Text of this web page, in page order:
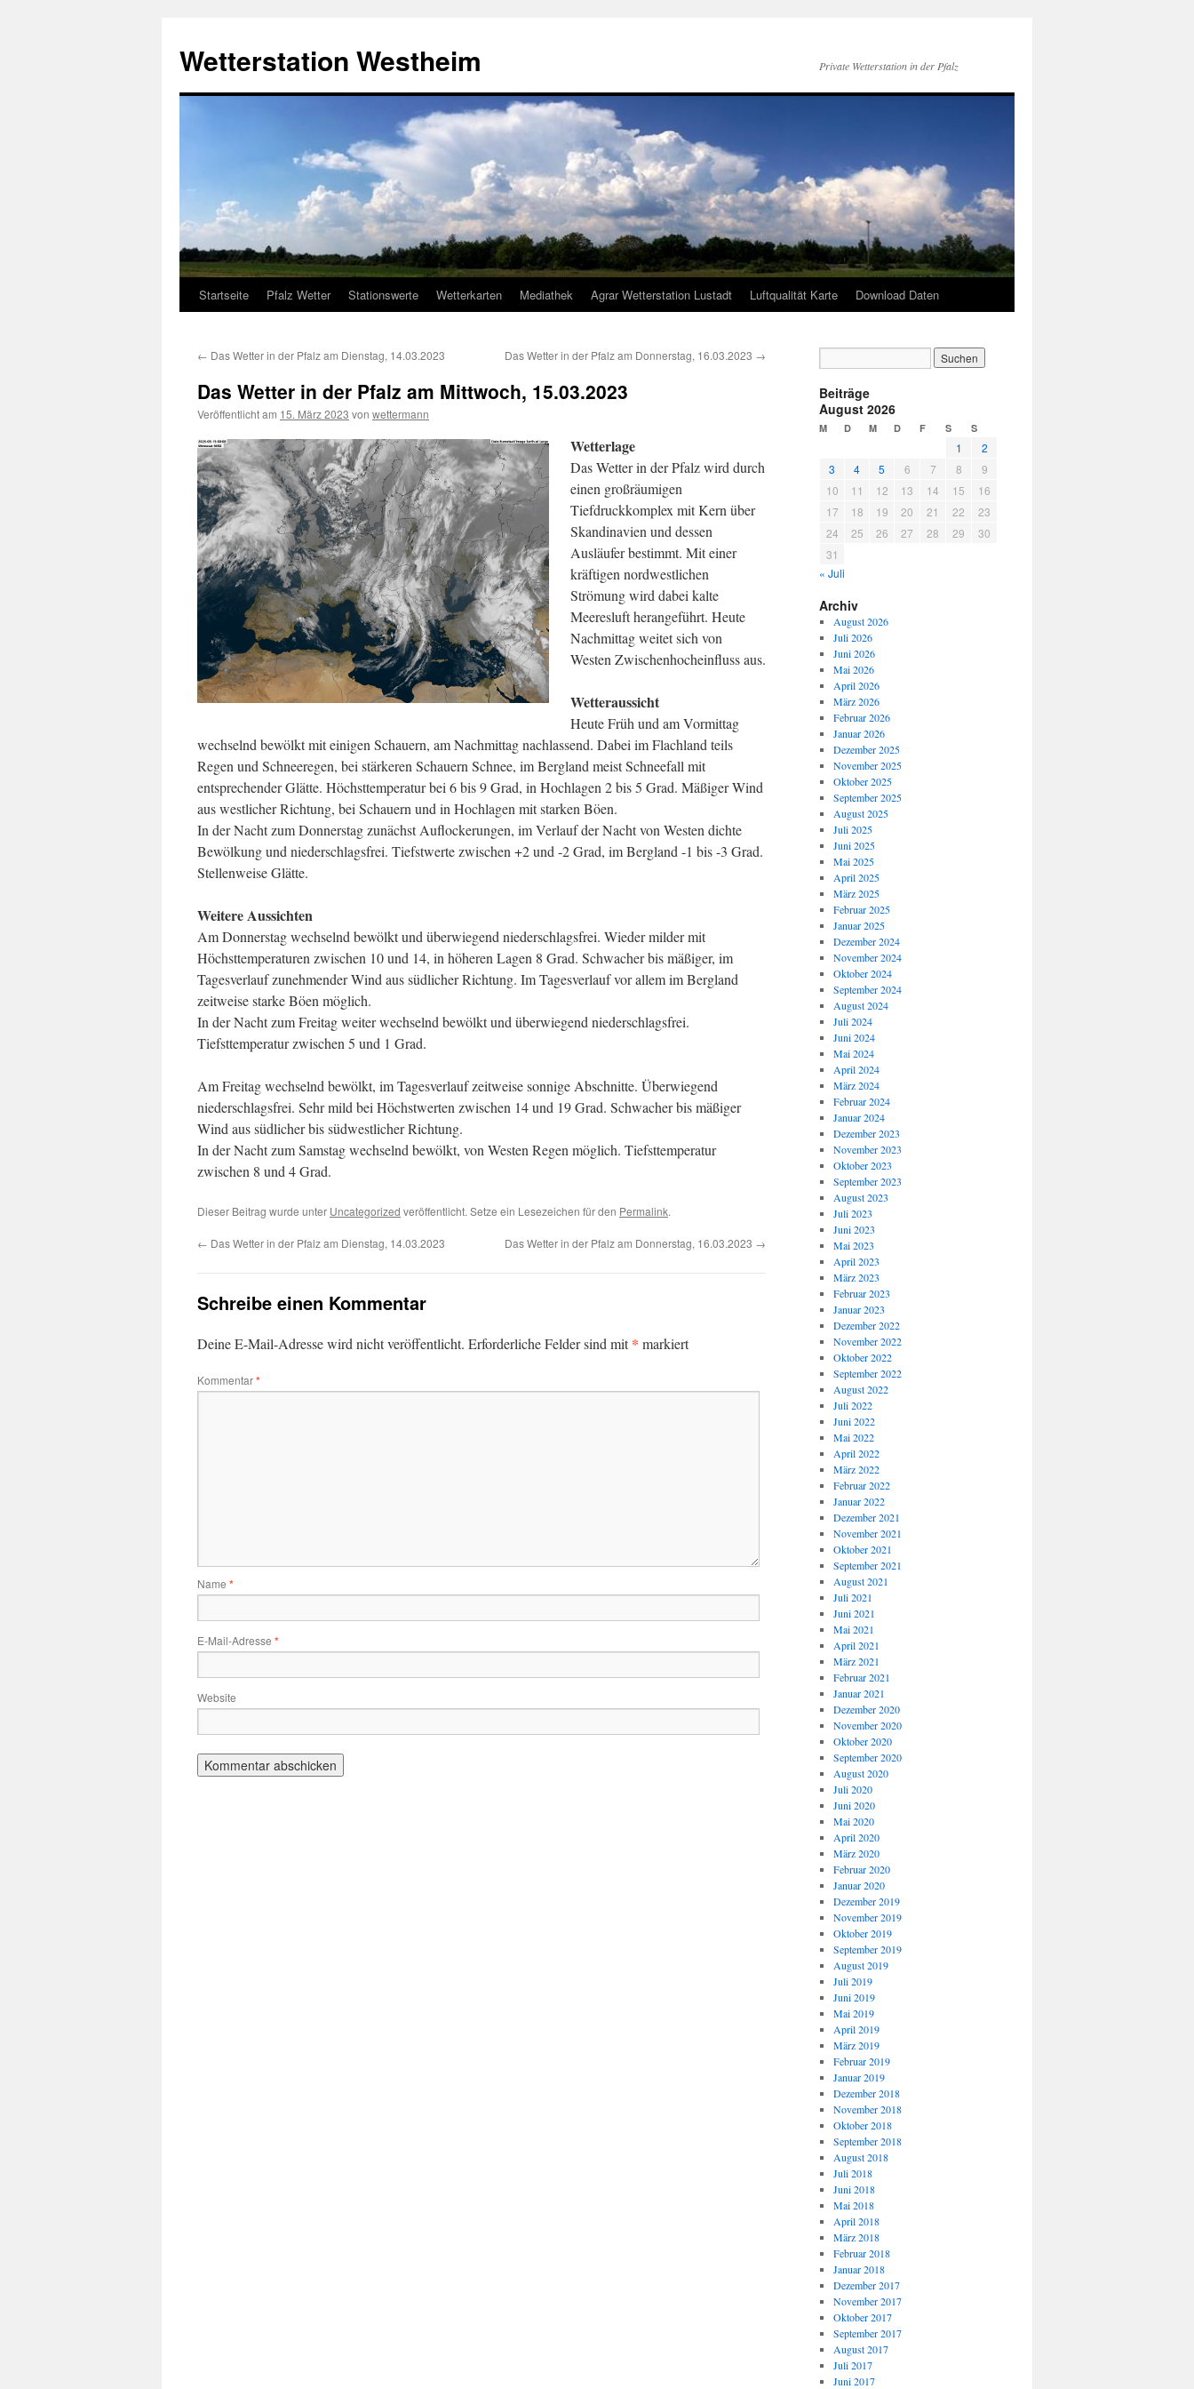
springen
Wetterstation Westheim Private Wetterstation in der Pfalz
Startseite Pfalz Wetter Stationswerte Wetterkarten Mediathek Agrar Wetterstation Lustadt Luftqualität Karte Download Daten
← Das Wetter in der Pfalz am Dienstag, 14.03.2023 Das Wetter in der Pfalz am Donnerstag, 16.03.2023 →
Das Wetter in der Pfalz am Mittwoch, 15.03.2023
Veröffentlicht am 15. März 2023 von wettermann
Wetterlage
Das Wetter in der Pfalz wird durch
einen großräumigen
Tiefdruckkomplex mit Kern über
Skandinavien und dessen
Ausläufer bestimmt. Mit einer
kräftigen nordwestlichen
Strömung wird dabei kalte
Meeresluft herangeführt. Heute
Nachmittag weitet sich von
Westen Zwischenhocheinfluss aus.
Wetteraussicht
Heute Früh und am Vormittag
wechselnd bewölkt mit einigen Schauern, am Nachmittag nachlassend. Dabei im Flachland teils
Regen und Schneeregen, bei stärkeren Schauern Schnee, im Bergland meist Schneefall mit
entsprechender Glätte. Höchsttemperatur bei 6 bis 9 Grad, in Hochlagen 2 bis 5 Grad. Mäßiger Wind
aus westlicher Richtung, bei Schauern und in Hochlagen mit starken Böen.
In der Nacht zum Donnerstag zunächst Auflockerungen, im Verlauf der Nacht von Westen dichte
Bewölkung und niederschlagsfrei. Tiefstwerte zwischen +2 und -2 Grad, im Bergland -1 bis -3 Grad.
Stellenweise Glätte.
Weitere Aussichten
Am Donnerstag wechselnd bewölkt und überwiegend niederschlagsfrei. Wieder milder mit
Höchsttemperaturen zwischen 10 und 14, in höheren Lagen 8 Grad. Schwacher bis mäßiger, im
Tagesverlauf zunehmender Wind aus südlicher Richtung. Im Tagesverlauf vor allem im Bergland
zeitweise starke Böen möglich.
In der Nacht zum Freitag weiter wechselnd bewölkt und überwiegend niederschlagsfrei.
Tiefsttemperatur zwischen 5 und 1 Grad.
Am Freitag wechselnd bewölkt, im Tagesverlauf zeitweise sonnige Abschnitte. Überwiegend
niederschlagsfrei. Sehr mild bei Höchstwerten zwischen 14 und 19 Grad. Schwacher bis mäßiger
Wind aus südlicher bis südwestlicher Richtung.
In der Nacht zum Samstag wechselnd bewölkt, von Westen Regen möglich. Tiefsttemperatur
zwischen 8 und 4 Grad.
Dieser Beitrag wurde unter Uncategorized veröffentlicht. Setze ein Lesezeichen für den Permalink.
← Das Wetter in der Pfalz am Dienstag, 14.03.2023 Das Wetter in der Pfalz am Donnerstag, 16.03.2023 →
Schreibe einen Kommentar
Deine E-Mail-Adresse wird nicht veröffentlicht. Erforderliche Felder sind mit* markiert
Kommentar*
Name *
E-Mail-Adresse *
Website
Beiträge
August 2026
M D M D F S S
1
2
3
4 5 6 7 8
9
10
11 12 13 14 15
16
17
18 19 20 21 22
23
24
25 26 27 28 29
30
31
« Juli
Archiv
August 2026
Juli 2026
Juni 2026
Mai 2026
April 2026
März 2026
Februar 2026
Januar 2026
Dezember 2025
November 2025
Oktober 2025
September 2025
August 2025
Juli 2025
Juni 2025
Mai 2025
April 2025
März 2025
Februar 2025
Januar 2025
Dezember 2024
November 2024
Oktober 2024
September 2024
August 2024
Juli 2024
Juni 2024
Mai 2024
April 2024
März 2024
Februar 2024
Januar 2024
Dezember 2023
November 2023
Oktober 2023
September 2023
August 2023
Juli 2023
Juni 2023
Mai 2023
April 2023
März 2023
Februar 2023
Januar 2023
Dezember 2022
November 2022
Oktober 2022
September 2022
August 2022
Juli 2022
Juni 2022
Mai 2022
April 2022
März 2022
Februar 2022
Januar 2022
Dezember 2021
November 2021
Oktober 2021
September 2021
August 2021
Juli 2021
Juni 2021
Mai 2021
April 2021
März 2021
Februar 2021
Januar 2021
Dezember 2020
November 2020
Oktober 2020
September 2020
August 2020
Juli 2020
Juni 2020
Mai 2020
April 2020
März 2020
Februar 2020
Januar 2020
Dezember 2019
November 2019
Oktober 2019
September 2019
August 2019
Juli 2019
Juni 2019
Mai 2019
April 2019
März 2019
Februar 2019
Januar 2019
Dezember 2018
November 2018
Oktober 2018
September 2018
August 2018
Juli 2018
Juni 2018
Mai 2018
April 2018
März 2018
Februar 2018
Januar 2018
Dezember 2017
November 2017
Oktober 2017
September 2017
August 2017
Juli 2017
Juni 2017